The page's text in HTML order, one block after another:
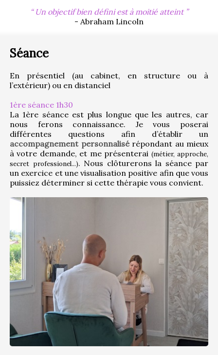
Un objectif bien défini est à moitié atteint
- Abraham Lincoln
Séance
En présentiel (au cabinet, en structure ou à
l’extérieur) ou en distanciel
1ère séance 1h30
La 1ère séance est plus longue que les autres, car
nous ferons connaissance. Je vous poserai
accompagnement personnalisé répondant au mieux
à votre demande, et me présenterai (métier, approche,
secret professionel...). Nous clôturerons la séance par
un exercice et une visualisation positive afin que vous
puissiez déterminer si cette thérapie vous convient.